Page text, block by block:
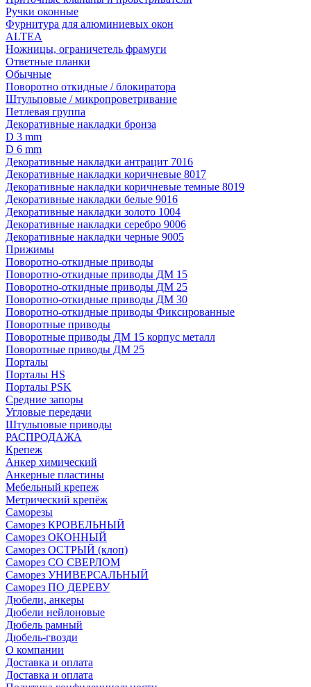
Ручки оконные
Фурнитура для алюминиевых окон
ALTEA
Ножницы, ограничетель фрамуги
Ответные планки
Обычные
Поворотно откидные / блокиратора
Штульповые / микропроветривание
Петлевая группа
Декоративные накладки бронза
D 3 mm
D 6 mm
Декоративные накладки антрацит 7016
Декоративные накладки коричневые 8017
Декоративные накладки коричневые темные 8019
Декоративные накладки белые 9016
Декоративные накладки золото 1004
Декоративные накладки серебро 9006
Декоративные накладки черные 9005
Прижимы
Поворотно-откидные приводы
Поворотно-откидные приводы ДМ 15
Поворотно-откидные приводы ДМ 25
Поворотно-откидные приводы ДМ 30
Поворотно-откидные приводы Фиксированные
Поворотные приводы
Поворотные приводы ДМ 15 корпус металл
Поворотные приводы ДМ 25
Порталы
Порталы HS
Порталы PSK
Средние запоры
Угловые передачи
Штульповые приводы
РАСПРОДАЖА
Крепеж
Анкер химический
Анкерные пластины
Мебельный крепеж
Метрический крепёж
Саморезы
Саморез КРОВЕЛЬНЫЙ
Саморез ОКОННЫЙ
Саморез ОСТРЫЙ (клоп)
Саморез СО СВЕРЛОМ
Саморез УНИВЕРСАЛЬНЫЙ
Саморез ПО ДЕРЕВУ
Дюбели, анкеры
Дюбели нейлоновые
Дюбель рамный
Дюбель-гвозди
О компании
Доставка и оплата
Доставка и оплата